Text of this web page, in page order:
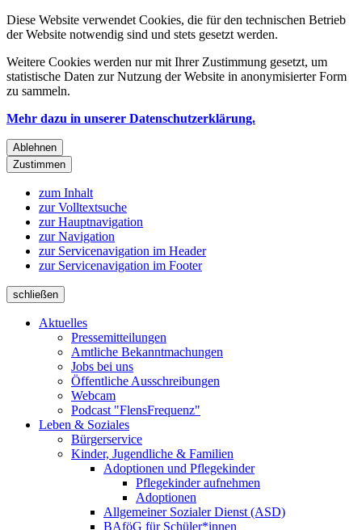
Diese Website verwendet Cookies, die für den technischen Betrieb
der Website notwendig sind und stets gesetzt werden.
Weitere Cookies werden nur mit Ihrer Zustimmung gesetzt, um
statistische Daten zur Nutzung der Website in anonymisierter Form
zu sammeln.
Mehr dazu in unserer Datenschutzerklärung.
Ablehnen
Zustimmen
zum Inhalt
zur Volltextsuche
zur Hauptnavigation
zur Navigation
zur Servicenavigation im Header
zur Servicenavigation im Footer
schließen
Aktuelles
Pressemitteilungen
Amtliche Bekanntmachungen
Jobs bei uns
Öffentliche Ausschreibungen
Webcam
Podcast "FlensFrequenz"
Leben & Soziales
Bürgerservice
Kinder, Jugendliche & Familien
Adoptionen und Pflegekinder
Pflegekinder aufnehmen
Adoptionen
Allgemeiner Sozialer Dienst (ASD)
BAföG für Schüler*innen